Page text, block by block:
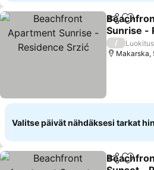
Jaa Lisää
Sunrise -
/
Makarska,
Valitse päivät nähdäksesi tarkat
Jaa Lisää